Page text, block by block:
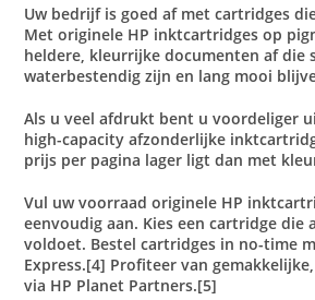
Uw bedrijf is goed af met cartridges
Met originele HP inktcartridges op
heldere, kleurrijke documenten af die
waterbestendig zijn en lang mooi
Als u veel afdrukt bent u voordeliger
high-capacity afzonderlijke
prijs per pagina lager ligt dan met
Vul uw voorraad originele HP
eenvoudig aan. Kies een cartridge die
voldoet. Bestel cartridges in no-time
Express.[4] Profiteer van
via HP Planet Partners.[5]